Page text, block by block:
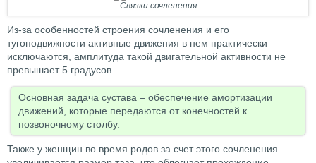
Связки сочленения
Из-за особенностей строения сочленения и его
тугоподвижности активные движения в нем практически
исключаются, амплитуда такой двигательной активности не
превышает 5 градусов.
Основная задача сустава – обеспечение амортизации
движений, которые передаются от конечностей к
позвоночному столбу.
Также у женщин во время родов за счет этого сочленения